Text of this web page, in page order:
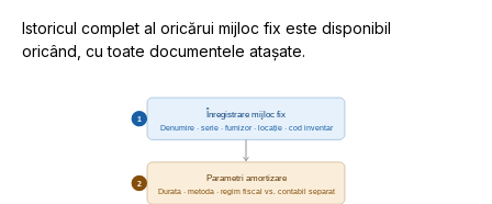
Istoricul complet al oricărui mijloc fix este disponibil
oricând, cu toate documentele atașate.